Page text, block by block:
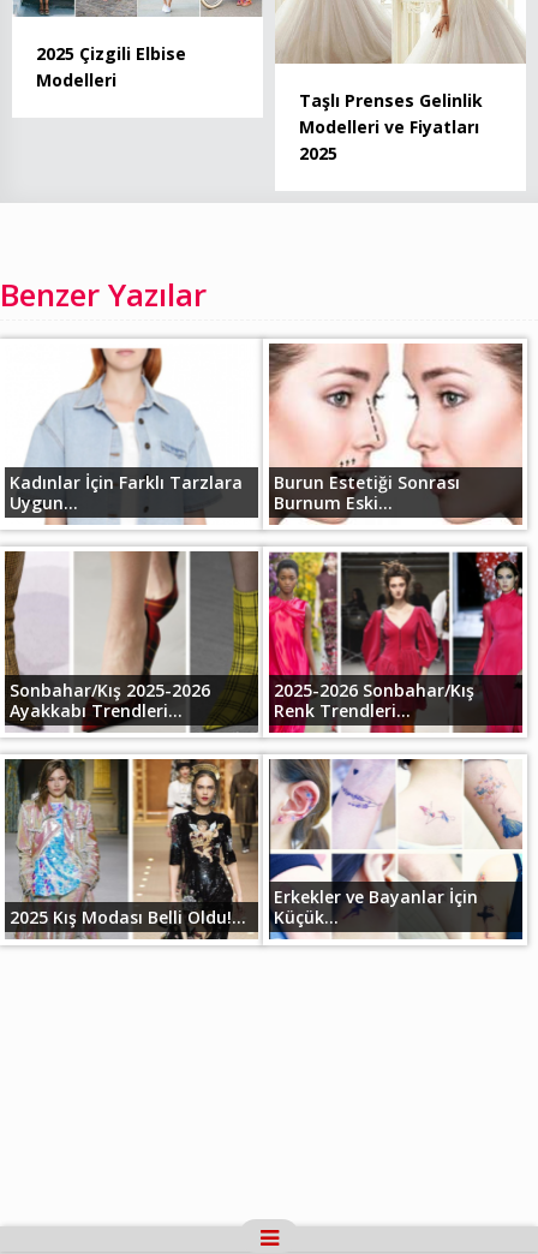
2025 Çizgili Elbise
Modelleri
Taşlı Prenses Gelinlik
Modelleri ve Fiyatları
2025
Benzer Yazılar
Kadınlar İçin Farklı Tarzlara
Uygun...
Burun Estetiği Sonrası
Burnum Eski...
Sonbahar/Kış 2025-2026
Ayakkabı Trendleri...
2025-2026 Sonbahar/Kış
Renk Trendleri...
2025 Kış Modası Belli Oldu!...
Erkekler ve Bayanlar İçin
Küçük...